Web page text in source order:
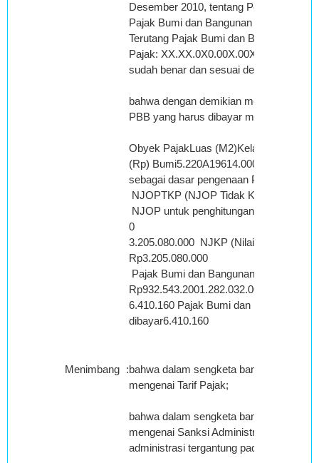
Desember 2010, tentang Penetapan
Pajak Bumi dan Bangunan atas Surat
Terutang Pajak Bumi dan Bangunan
Pajak: XX.XX.0X0.00X.00X-000X.0
sudah benar dan sesuai dengan KEP-
bahwa dengan demikian menurut
PBB yang harus dibayar menjadi :
Obyek PajakLuas (M2)KelasNJOPPer
(Rp) Bumi5.220A19614.000
sebagai dasar pengenaan PBB =
NJOPTKP (NJOP Tidak Kena Pajak) =
NJOP untuk penghitungan PBB
0
3.205.080.000 NJKP (Nilai Jual
Rp3.205.080.000
Pajak Bumi dan Bangunan yang
Rp932.543.2001.282.032.000
6.410.160 Pajak Bumi dan Bangunan
dibayar6.410.160
Menimbang :bahwa dalam sengketa banding ini tidak
mengenai Tarif Pajak;
bahwa dalam sengketa banding ini tidak
mengenai Sanksi Administrasi, kecuali
administrasi tergantung pada